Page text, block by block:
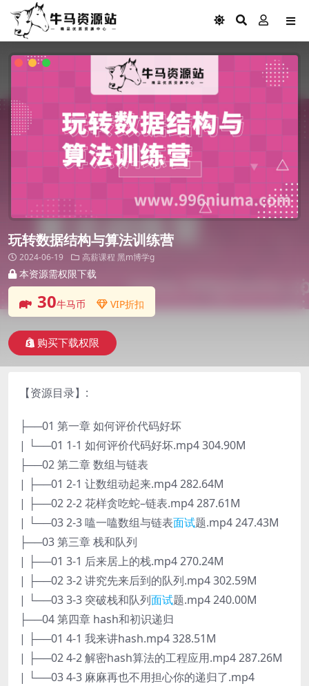
玩转数据结构与算法训练营
2024-06-19 高薪课程 黑m博学g
本资源需权限下载
30牛马币 VIP折扣
购买下载权限
【资源目录】:
├──01 第一章 如何评价代码好坏
| └──01 1-1 如何评价代码好坏.mp4 304.90M
├──02 第二章 数组与链表
| ├──01 2-1 让数组动起来.mp4 282.64M
| ├──02 2-2 花样贪吃蛇–链表.mp4 287.61M
| └──03 2-3 嗑一嗑数组与链表面试题.mp4 247.43M
├──03 第三章 栈和队列
| ├──01 3-1 后来居上的栈.mp4 270.24M
| ├──02 3-2 讲究先来后到的队列.mp4 302.59M
| └──03 3-3 突破栈和队列面试题.mp4 240.00M
├──04 第四章 hash和初识递归
| ├──01 4-1 我来讲hash.mp4 328.51M
| ├──02 4-2 解密hash算法的工程应用.mp4 287.26M
| └──03 4-3 麻麻再也不用担心你的递归了.mp4